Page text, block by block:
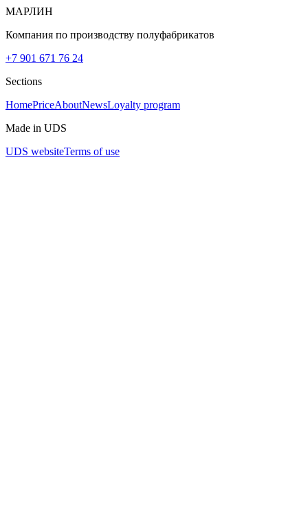
МАРЛИН
Компания по производству полуфабрикатов
+7 901 671 76 24
Sections
HomePriceAboutNewsLoyalty program
Made in UDS
UDS websiteTerms of use